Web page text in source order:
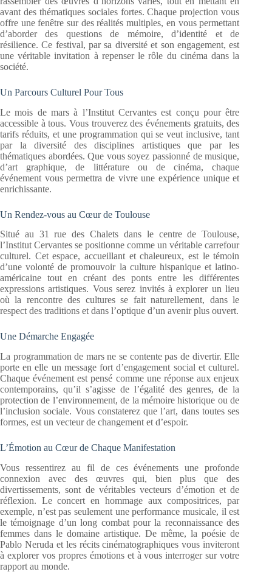
avant des thématiques sociales fortes. Chaque projection vous
offre une fenêtre sur des réalités multiples, en vous permettant
d’aborder des questions de mémoire, d’identité et de
résilience. Ce festival, par sa diversité et son engagement, est
une véritable invitation à repenser le rôle du cinéma dans la
société.
Un Parcours Culturel Pour Tous
Le mois de mars à l’Institut Cervantes est conçu pour être
accessible à tous. Vous trouverez des événements gratuits, des
tarifs réduits, et une programmation qui se veut inclusive, tant
par la diversité des disciplines artistiques que par les
thématiques abordées. Que vous soyez passionné de musique,
d’art graphique, de littérature ou de cinéma, chaque
événement vous permettra de vivre une expérience unique et
enrichissante.
Un Rendez-vous au Cœur de Toulouse
Situé au 31 rue des Chalets dans le centre de Toulouse,
l’Institut Cervantes se positionne comme un véritable carrefour
culturel. Cet espace, accueillant et chaleureux, est le témoin
d’une volonté de promouvoir la culture hispanique et latino-
américaine tout en créant des ponts entre les différentes
expressions artistiques. Vous serez invités à explorer un lieu
où la rencontre des cultures se fait naturellement, dans le
respect des traditions et dans l’optique d’un avenir plus ouvert.
Une Démarche Engagée
La programmation de mars ne se contente pas de divertir. Elle
porte en elle un message fort d’engagement social et culturel.
Chaque événement est pensé comme une réponse aux enjeux
contemporains, qu’il s’agisse de l’égalité des genres, de la
protection de l’environnement, de la mémoire historique ou de
l’inclusion sociale. Vous constaterez que l’art, dans toutes ses
formes, est un vecteur de changement et d’espoir.
L’Émotion au Cœur de Chaque Manifestation
Vous ressentirez au fil de ces événements une profonde
connexion avec des œuvres qui, bien plus que des
divertissements, sont de véritables vecteurs d’émotion et de
réflexion. Le concert en hommage aux compositrices, par
exemple, n’est pas seulement une performance musicale, il est
le témoignage d’un long combat pour la reconnaissance des
femmes dans le domaine artistique. De même, la poésie de
Pablo Neruda et les récits cinématographiques vous inviteront
à explorer vos propres émotions et à vous interroger sur votre
rapport au monde.